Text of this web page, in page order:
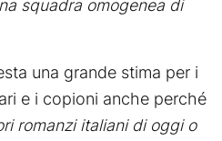
squadra omogenea di
una grande stima per i
e i copioni anche perché
romanzi italiani di oggi o